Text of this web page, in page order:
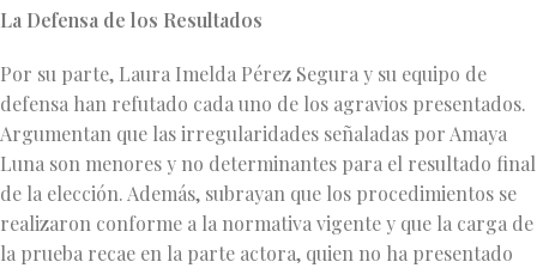
La Defensa de los Resultados
Por su parte, Laura Imelda Pérez Segura y su equipo de
defensa han refutado cada uno de los agravios presentados.
Argumentan que las irregularidades señaladas por Amaya
Luna son menores y no determinantes para el resultado final
de la elección. Además, subrayan que los procedimientos se
realizaron conforme a la normativa vigente y que la carga de
la prueba recae en la parte actora, quien no ha presentado